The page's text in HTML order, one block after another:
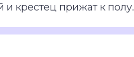
и крестец прижат к полу.